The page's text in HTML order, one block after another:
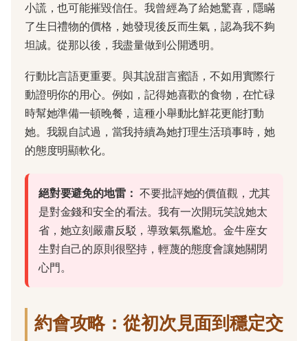
小謊，也可能摧毀信任。我曾經為了給她驚喜，隱瞞
了生日禮物的價格，她發現後反而生氣，認為我不夠
坦誠。從那以後，我盡量做到公開透明。
行動比言語更重要。與其說甜言蜜語，不如用實際行
動證明你的用心。例如，記得她喜歡的食物，在忙碌
時幫她準備一頓晚餐，這種小舉動比鮮花更能打動
她。我親自試過，當我持續為她打理生活瑣事時，她
的態度明顯軟化。
絕對要避免的地雷： 不要批評她的價值觀，尤其
是對金錢和安全的看法。我有一次開玩笑說她太
省，她立刻嚴肅反駁，導致氣氛尷尬。金牛座女
生對自己的原則很堅持，輕蔑的態度會讓她關閉
心門。
約會攻略：從初次見面到穩定交